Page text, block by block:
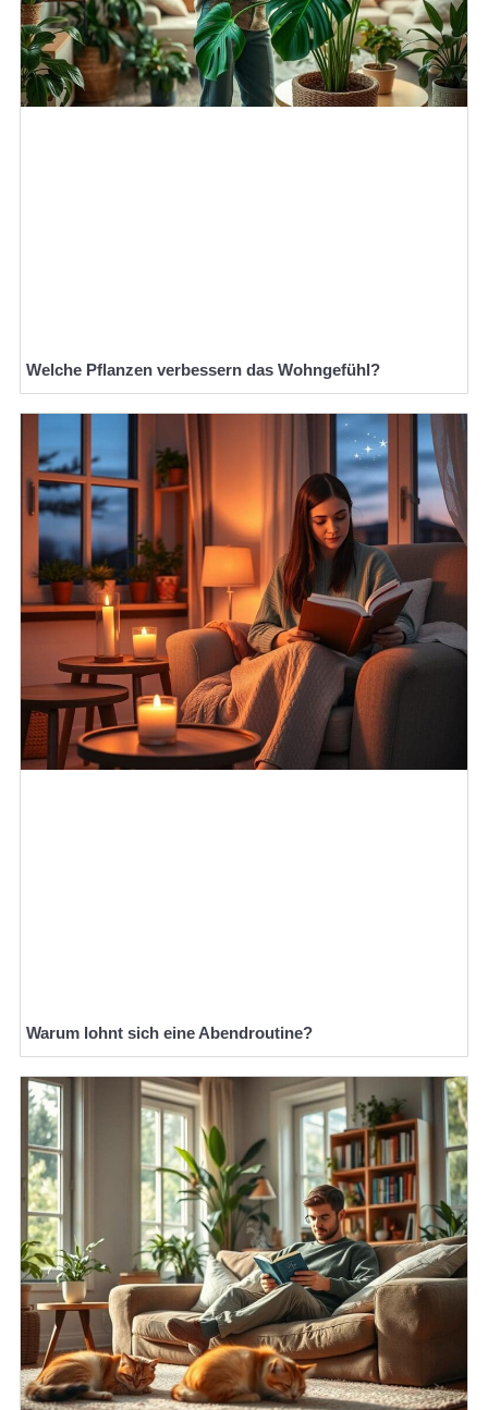
Welche Pflanzen verbessern das Wohngefühl?
Warum lohnt sich eine Abendroutine?